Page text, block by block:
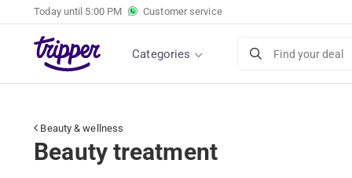
Today until 5:00 PM Customer service
Categories Find your deal
Beauty & wellness
Beauty treatment